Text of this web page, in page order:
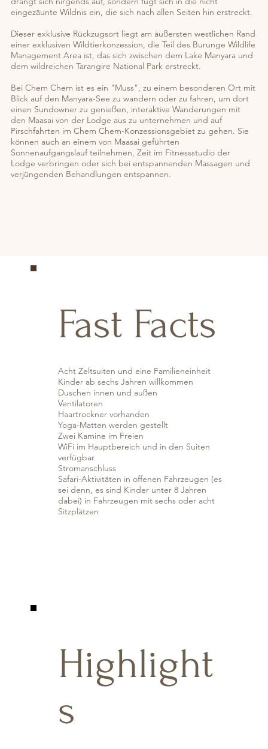
eingezäunte Wildnis ein, die sich nach allen Seiten hin erstreckt.
Dieser exklusive Rückzugsort liegt am äußersten westlichen Rand
einer exklusiven Wildtierkonzession, die Teil des Burunge Wildlife
Management Area ist, das sich zwischen dem Lake Manyara und
dem wildreichen Tarangire National Park erstreckt.
Bei Chem Chem ist es ein "Muss", zu einem besonderen Ort mit
Blick auf den Manyara-See zu wandern oder zu fahren, um dort
einen Sundowner zu genießen, interaktive Wanderungen mit
den Maasai von der Lodge aus zu unternehmen und auf
Pirschfahrten im Chem Chem-Konzessionsgebiet zu gehen. Sie
können auch an einem von Maasai geführten
Sonnenaufgangslauf teilnehmen, Zeit im Fitnessstudio der
Lodge verbringen oder sich bei entspannenden Massagen und
verjüngenden Behandlungen entspannen.
Fast Facts
Acht Zeltsuiten und eine Familieneinheit
Kinder ab sechs Jahren willkommen
Duschen innen und außen
Ventilatoren
Haartrockner vorhanden
Yoga-Matten werden gestellt
Zwei Kamine im Freien
WiFi im Hauptbereich und in den Suiten
verfügbar
Stromanschluss
Safari-Aktivitäten in offenen Fahrzeugen (es
sei denn, es sind Kinder unter 8 Jahren
dabei) in Fahrzeugen mit sechs oder acht
Sitzplätzen
Highlight
s